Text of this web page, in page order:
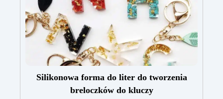
Silikonowa forma do liter do tworzenia
breloczków do kluczy